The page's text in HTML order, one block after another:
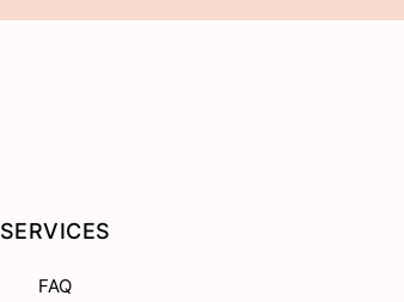
SERVICES
FAQ